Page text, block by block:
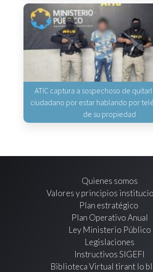
ATIC captura a sospechoso de
ciudadano por estar hablando por
de su propiedad
Quienes somos
Valores y principios
Plan estratégico
Plan Operativo Anual
Ley Ministerio Público
Legislaciones
Instructivos SIGEFI
Biblioteca Virtual tirant lo